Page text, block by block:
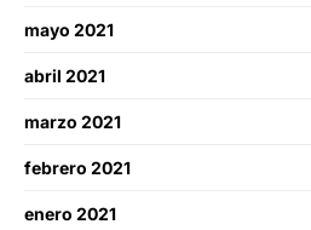
mayo 2021
abril 2021
marzo 2021
febrero 2021
enero 2021